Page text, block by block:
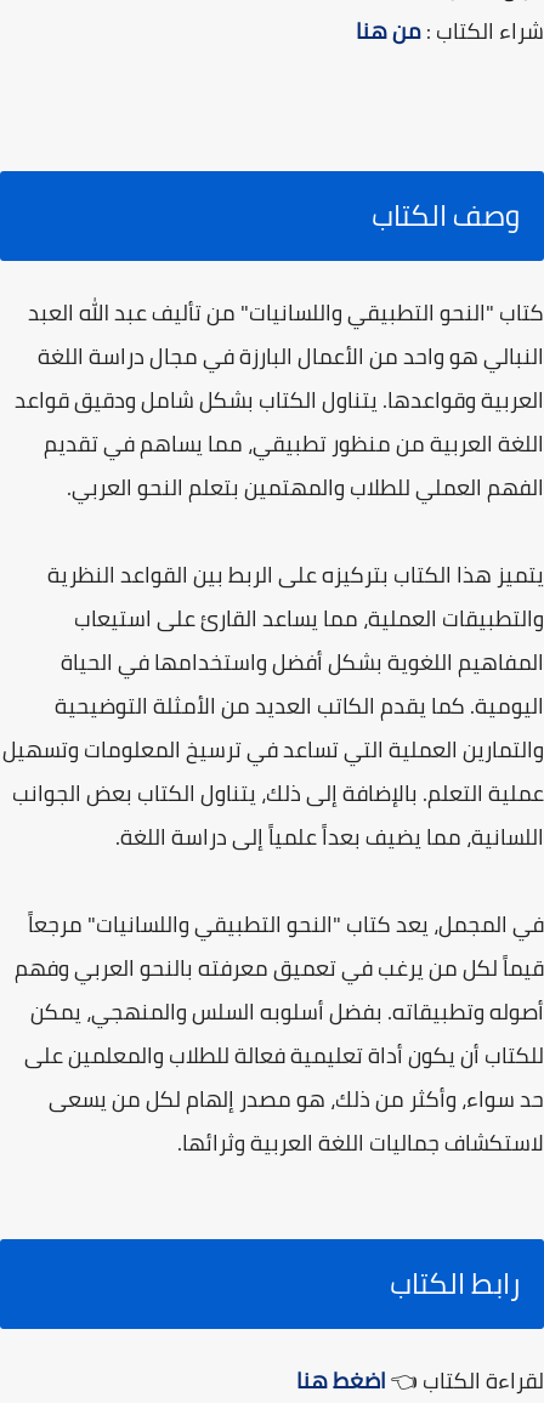
شراء الكتاب :من هنا
وصف الكتاب
كتاب "النحو التطبيقي واللسانيات" من تأليف عبد الله العبد
النبالي هو واحد من الأعمال البارزة في مجال دراسة اللغة
العربية وقواعدها. يتناول الكتاب بشكل شامل ودقيق قواعد
اللغة العربية من منظور تطبيقي، مما يساهم في تقديم
الفهم العملي للطلاب والمهتمين بتعلم النحو العربي.
يتميز هذا الكتاب بتركيزه على الربط بين القواعد النظرية
والتطبيقات العملية، مما يساعد القارئ على استيعاب
المفاهيم اللغوية بشكل أفضل واستخدامها في الحياة
اليومية. كما يقدم الكاتب العديد من الأمثلة التوضيحية
والتمارين العملية التي تساعد في ترسيخ المعلومات وتسهيل
عملية التعلم. بالإضافة إلى ذلك، يتناول الكتاب بعض الجوانب
اللسانية، مما يضيف بعداً علمياً إلى دراسة اللغة.
في المجمل، يعد كتاب "النحو التطبيقي واللسانيات" مرجعاً
قيماً لكل من يرغب في تعميق معرفته بالنحو العربي وفهم
أصوله وتطبيقاته. بفضل أسلوبه السلس والمنهجي، يمكن
للكتاب أن يكون أداة تعليمية فعالة للطلاب والمعلمين على
حد سواء، وأكثر من ذلك، هو مصدر إلهام لكل من يسعى
لاستكشاف جماليات اللغة العربية وثرائها.
رابط الكتاب
لقراءة الكتاب 👈اضغط هنا